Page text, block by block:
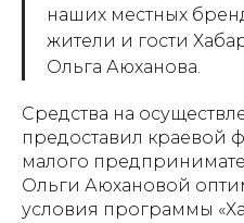
наших местных
жители и гости
Ольга Аюханова.
Средства на
предоставил краевой
малого
Ольги Аюхановой
условия программы